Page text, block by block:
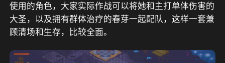
使用的角色，大家实际作战可以将她和主打单体伤害的
大圣，以及拥有群体治疗的春芽一起配队，这样一套兼
顾清场和生存，比较全面。